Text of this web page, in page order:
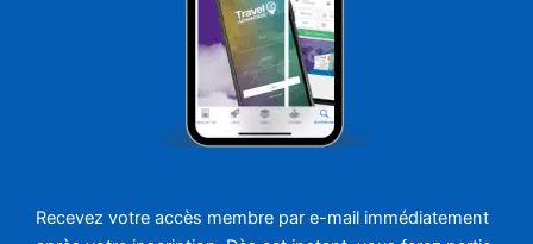
Recevez votre accès membre par e-mail immédiatement